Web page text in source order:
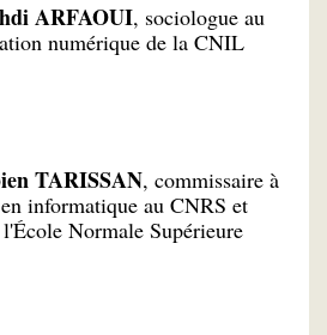
ARFAOUI, sociologue au
numérique de la CNIL
TARISSAN, commissaire à
informatique au CNRS et
Normale Supérieure